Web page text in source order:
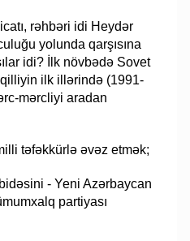
rəhbəri idi Heydər
yolunda qarşısına
idi? İlk növbədə Sovet
ilk illərində (1991-
mərcliyi aradan
təfəkkürlə əvəz etmək;
- Yeni Azərbaycan
partiyası